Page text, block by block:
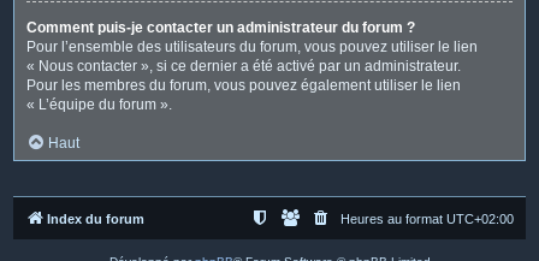
Comment puis-je contacter un administrateur du forum ?
Pour l’ensemble des utilisateurs du forum, vous pouvez utiliser le lien
« Nous contacter », si ce dernier a été activé par un administrateur.
Pour les membres du forum, vous pouvez également utiliser le lien
« L’équipe du forum ».
Haut
Index du forum Heures au format UTC+02:00